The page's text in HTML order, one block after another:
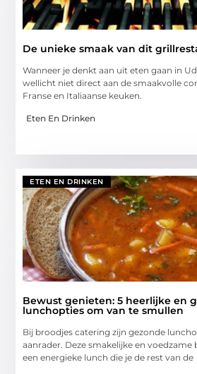
De unieke smaak van dit
Wanneer je denkt aan uit eten gaan in
wellicht niet direct aan de smaakvolle
Franse en Italiaanse keuken.
Eten En Drinken
ETEN EN DRINKEN
Bewust genieten: 5 heerlijke en
lunchopties om van te smullen
Bij broodjes catering zijn gezonde
aanrader. Deze smakelijke en
een energieke lunch die je de rest van de